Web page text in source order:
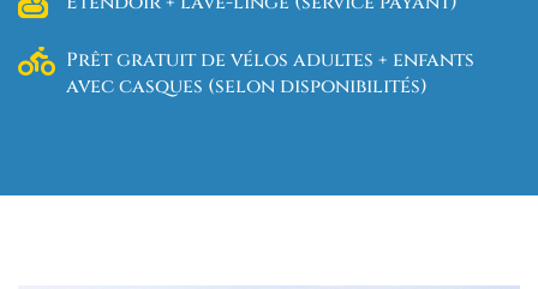
Prêt gratuit de vélos adultes + enfants
avec casques (selon disponibilités)